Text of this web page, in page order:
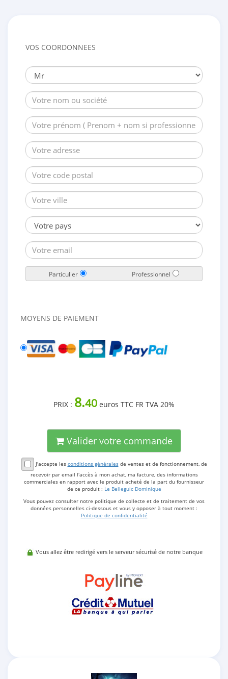
VOS COORDONNEES
Particulier Professionnel
MOYENS DE PAIEMENT
PRIX : 8.40 euros TTC FR TVA 20%
Valider votre commande
J'accepte les conditions généralesde ventes et de fonctionnement, de
recevoir par email l'accès à mon achat, ma facture, des informations
commerciales en rapport avec le produit acheté de la part du fournisseur
de ce produit : Le Belleguic Dominique
Vous pouvez consulter notre politique de collecte et de traitement de vos
données personnelles ci-dessous et vous y opposer à tout moment :
Politique de confidentialité
Vous allez être redirigé vers le serveur sécurisé de notre banque